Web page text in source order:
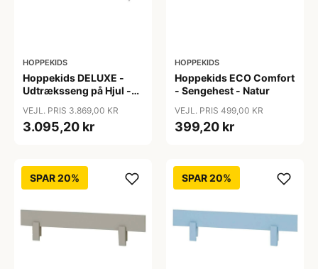
HOPPEKIDS
Hoppekids DELUXE -
Udtræksseng på Hjul -
VEJL. PRIS 3.869,00 KR
3.095,20 kr
HOPPEKIDS
Hoppekids ECO Comfort
- Sengehest - Natur
VEJL. PRIS 499,00 KR
399,20 kr
SPAR 20% SPAR 20%